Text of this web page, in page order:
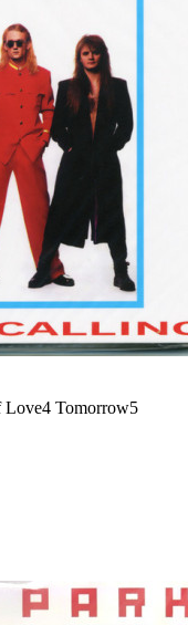
Love4 Tomorrow5